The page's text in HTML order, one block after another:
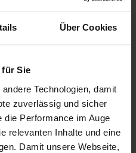
Über Cookies
Sie
Technologien, damit
zuverlässig und sicher
die Performance im Auge
relevanten Inhalte und eine
Damit unsere Webseite,
Unsere Kunden haben
Rabatt erhalten und
an: